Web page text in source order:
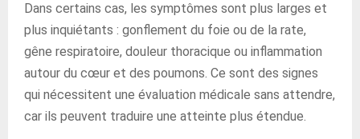
Dans certains cas, les symptômes sont plus larges et
plus inquiétants : gonflement du foie ou de la rate,
gêne respiratoire, douleur thoracique ou inflammation
autour du cœur et des poumons. Ce sont des signes
qui nécessitent une évaluation médicale sans attendre,
car ils peuvent traduire une atteinte plus étendue.